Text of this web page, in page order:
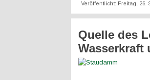
Veröffentlicht: Freitag, 26.
Quelle des
Wasserkraft